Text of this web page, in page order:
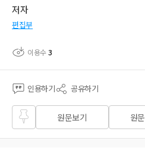
저자
편집부
이용수3
인용하기 공유하기
즐겨
찾기
원문보기 원